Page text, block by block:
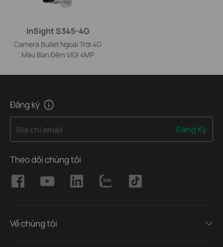
InSight S345-4G
Camera Bullet Ngoài Trời 4G
Màu Ban Đêm VIGI 4MP
Đăng ký
Địa chỉ email Đăng Ký
Theo dõi chúng tôi
Về chúng tôi